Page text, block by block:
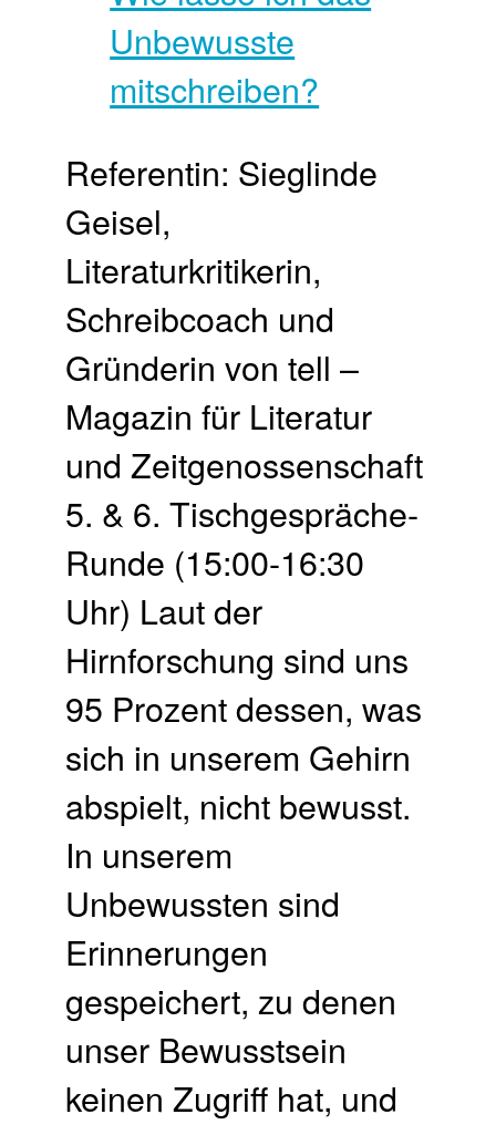
Referentin: Sieglinde
Geisel,
Literaturkritikerin,
Schreibcoach und
Gründerin von tell –
Magazin für Literatur
und Zeitgenossenschaft
5. & 6. Tischgespräche-
Runde (15:00-16:30
Uhr) Laut der
Hirnforschung sind uns
95 Prozent dessen, was
sich in unserem Gehirn
abspielt, nicht bewusst.
In unserem
Unbewussten sind
Erinnerungen
gespeichert, zu denen
unser Bewusstsein
keinen Zugriff hat, und